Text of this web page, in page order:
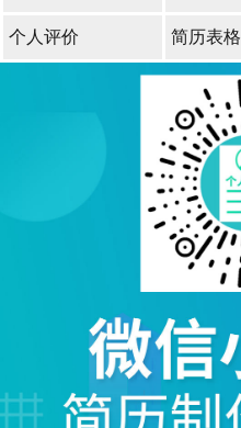
个人评价 简历表格